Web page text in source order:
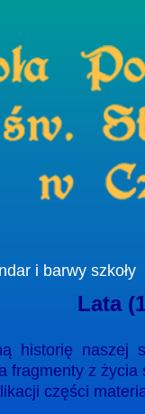
i barwy szkoły
Lata
historię naszej
fragmenty z
części